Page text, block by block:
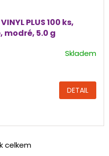
PLUS 100 ks,
modré, 5.0 g
Skladem
DETAIL
celkem